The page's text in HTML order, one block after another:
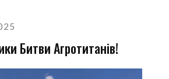
Битви Агротитанів!